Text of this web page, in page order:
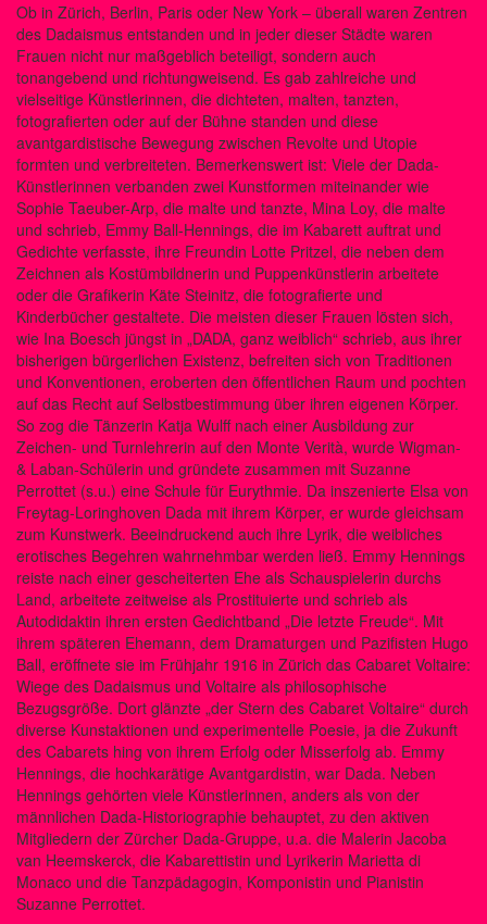
Ob in Zürich, Berlin, Paris oder New York – überall waren Zentren
des Dadaismus entstanden und in jeder dieser Städte waren
Frauen nicht nur maßgeblich beteiligt, sondern auch
tonangebend und richtungweisend. Es gab zahlreiche und
vielseitige Künstlerinnen, die dichteten, malten, tanzten,
fotografierten oder auf der Bühne standen und diese
avantgardistische Bewegung zwischen Revolte und Utopie
formten und verbreiteten. Bemerkenswert ist: Viele der Dada-
Künstlerinnen verbanden zwei Kunstformen miteinander wie
Sophie Taeuber-Arp, die malte und tanzte, Mina Loy, die malte
und schrieb, Emmy Ball-Hennings, die im Kabarett auftrat und
Gedichte verfasste, ihre Freundin Lotte Pritzel, die neben dem
Zeichnen als Kostümbildnerin und Puppenkünstlerin arbeitete
oder die Grafikerin Käte Steinitz, die fotografierte und
Kinderbücher gestaltete. Die meisten dieser Frauen lösten sich,
wie Ina Boesch jüngst in „DADA, ganz weiblich“ schrieb, aus ihrer
bisherigen bürgerlichen Existenz, befreiten sich von Traditionen
und Konventionen, eroberten den öffentlichen Raum und pochten
auf das Recht auf Selbstbestimmung über ihren eigenen Körper.
So zog die Tänzerin Katja Wulff nach einer Ausbildung zur
Zeichen- und Turnlehrerin auf den Monte Verità, wurde Wigman-
& Laban-Schülerin und gründete zusammen mit Suzanne
Perrottet (s.u.) eine Schule für Eurythmie. Da inszenierte Elsa von
Freytag-Loringhoven Dada mit ihrem Körper, er wurde gleichsam
zum Kunstwerk. Beeindruckend auch ihre Lyrik, die weibliches
erotisches Begehren wahrnehmbar werden ließ. Emmy Hennings
reiste nach einer gescheiterten Ehe als Schauspielerin durchs
Land, arbeitete zeitweise als Prostituierte und schrieb als
Autodidaktin ihren ersten Gedichtband „Die letzte Freude“. Mit
ihrem späteren Ehemann, dem Dramaturgen und Pazifisten Hugo
Ball, eröffnete sie im Frühjahr 1916 in Zürich das Cabaret Voltaire:
Wiege des Dadaismus und Voltaire als philosophische
Bezugsgröße. Dort glänzte „der Stern des Cabaret Voltaire“ durch
diverse Kunstaktionen und experimentelle Poesie, ja die Zukunft
des Cabarets hing von ihrem Erfolg oder Misserfolg ab. Emmy
Hennings, die hochkarätige Avantgardistin, war Dada. Neben
Hennings gehörten viele Künstlerinnen, anders als von der
männlichen Dada-Historiographie behauptet, zu den aktiven
Mitgliedern der Zürcher Dada-Gruppe, u.a. die Malerin Jacoba
van Heemskerck, die Kabarettistin und Lyrikerin Marietta di
Monaco und die Tanzpädagogin, Komponistin und Pianistin
Suzanne Perrottet.